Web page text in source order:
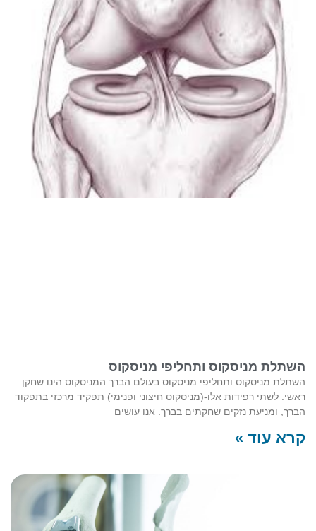
השתלת מניסקוס ותחליפי מניסקוס
השתלת מניסקוס ותחליפי מניסקוס​ בעולם הברך המניסקוס הינו שחקן
ראשי. לשתי רפידות אלו-(מניסקוס חיצוני ופנימי) תפקיד מרכזי בתפקוד
הברך, ומניעת נזקים שחקתים בברך. אנו עושים
קרא עוד »